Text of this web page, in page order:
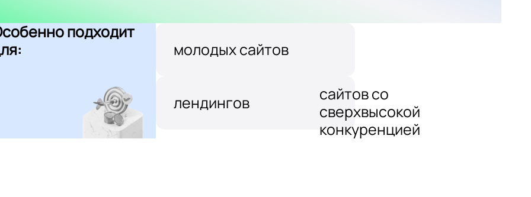
подходит
молодых сайтов
лендингов
сайтов со
сверхвысокой
конкуренцией